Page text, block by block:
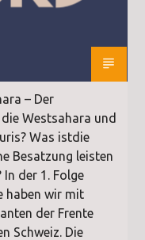
– Der
Westsahara und
Was istdie
Besatzung leisten
der 1. Folge
haben wir mit
der Frente
Schweiz. Die